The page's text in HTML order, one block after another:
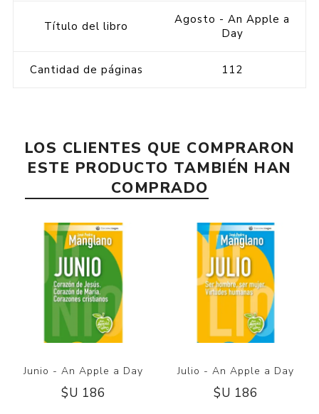
Título del libro
Agosto - An Apple a
Day
Cantidad de páginas 112
LOS CLIENTES QUE COMPRARON
ESTE PRODUCTO TAMBIÉN HAN
COMPRADO
Junio - An Apple a Day
$U 186
Julio - An Apple a Day
$U 186